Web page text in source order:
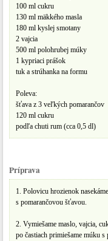
100 ml cukru
130 ml mäkkého masla
180 ml kyslej smotany
2 vajcia
500 ml polohrubej múky
1 kypriaci prášok
tuk a strúhanka na formu
Poleva:
šťava z 3 veľkých pomarančov
120 ml cukru
podľa chuti rum (cca 0,5 dl)
Príprava
1. Polovicu hrozienok
s pomarančovou šťavou.
2. Vymiešame maslo, vajcia,
po častiach primiešame múku s